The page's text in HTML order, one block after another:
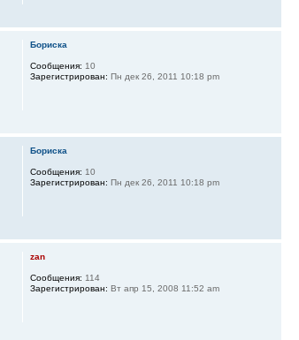
Бориска
Сообщения: 10
Зарегистрирован: Пн дек 26, 2011 10:18 pm
Бориска
Сообщения: 10
Зарегистрирован: Пн дек 26, 2011 10:18 pm
zan
Сообщения: 114
Зарегистрирован: Вт апр 15, 2008 11:52 am